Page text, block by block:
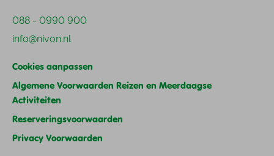
088 - 0990 900
info@nivon.nl
Cookies aanpassen
Algemene Voorwaarden Reizen en Meerdaagse
Activiteiten
Reserveringsvoorwaarden
Privacy Voorwaarden